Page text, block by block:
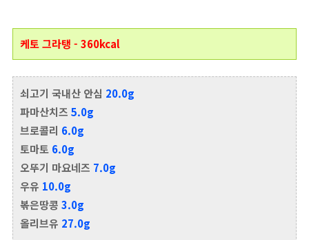
케토 그라탱 - 360kcal
쇠고기 국내산 안심 20.0g
파마산치즈 5.0g
브로콜리 6.0g
토마토 6.0g
오뚜기 마요네즈 7.0g
우유 10.0g
볶은땅콩 3.0g
올리브유 27.0g